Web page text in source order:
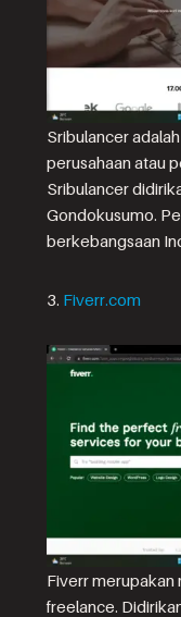
Sribulancer
perusahaan atau
Sribulancer
Gondokusumo.
berkebangsaan
3. Fiverr.com
Fiverr merupakan
freelance.